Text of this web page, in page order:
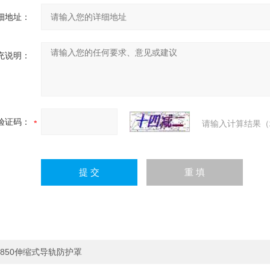
地址：
说明：
证码： 请输入计算结果
850伸缩式导轨防护罩